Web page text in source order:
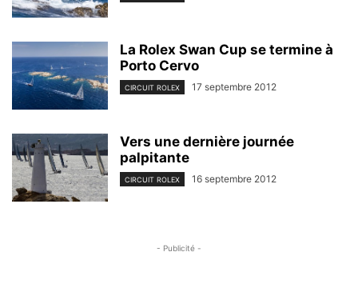
La Rolex Swan Cup se termine à
Porto Cervo
CIRCUIT ROLEX 17 septembre 2012
Vers une dernière journée
palpitante
CIRCUIT ROLEX 16 septembre 2012
- Publicité -